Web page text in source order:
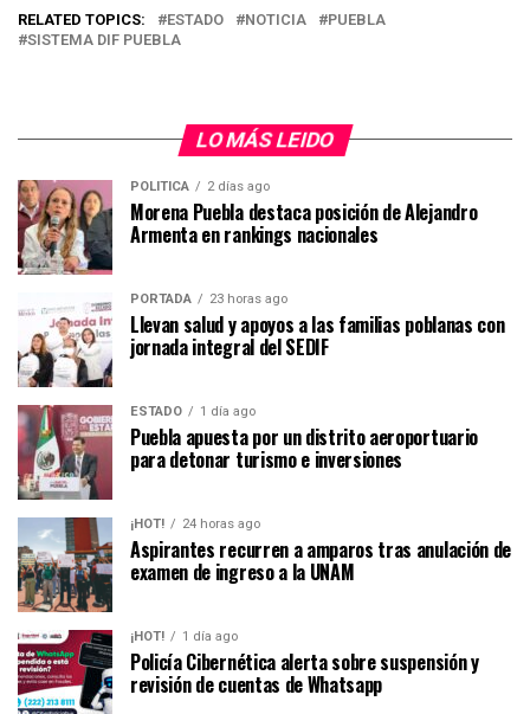
RELATED TOPICS: ESTADO NOTICIA
PUEBLA
SISTEMA DIF PUEBLA
LO MÁS LEIDO
POLITICA 2 días ago
Morena Puebla destaca posición de Alejandro
Armenta en rankings nacionales
PORTADA 23 horas ago
Llevan salud y apoyos a las familias poblanas con
jornada integral del SEDIF
ESTADO 1 día ago
Puebla apuesta por un distrito aeroportuario
para detonar turismo e inversiones
¡HOT! 24 horas ago
Aspirantes recurren a amparos tras anulación de
examen de ingreso a la UNAM
¡HOT! 1 día ago
Policía Cibernética alerta sobre suspensión y
revisión de cuentas de Whatsapp